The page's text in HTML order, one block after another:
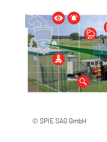
© SPIE SAG GmbH